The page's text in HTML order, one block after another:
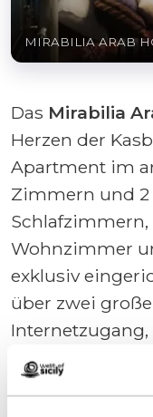
MIRABILIA ARAB
Das Mirabilia
Herzen der
Apartment im
Zimmern und 2
Schlafzimmern,
Wohnzimmer
exklusiv
über zwei
Bad mit
sowie